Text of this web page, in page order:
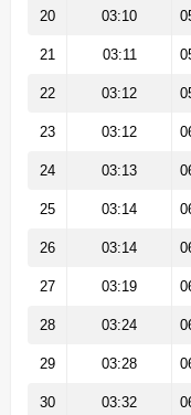
20 03:10
21 03:11
22 03:12
23 03:12
24 03:13
25 03:14
26 03:14
27 03:19
28 03:24
29 03:28
30 03:32